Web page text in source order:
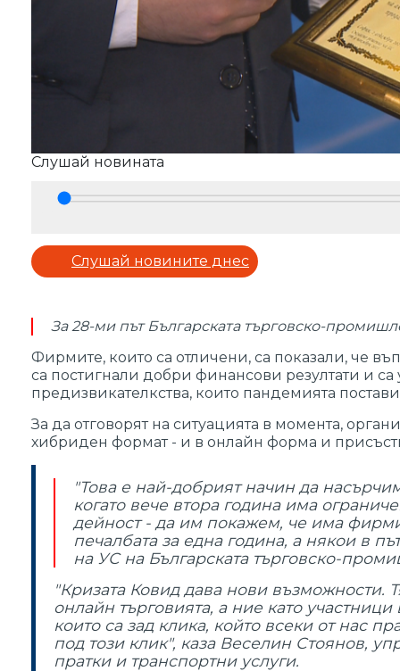
Слушай новината
Слушай новините днес
За 28-ми път Българската търговско-
Фирмите, които са отличени, са показали, че
са постигнали добри финансови резултати и са
предизвикателкства, които пандемията
За да отговорят на ситуацията в момента,
хибриден формат - и в онлайн форма и
"Това е най-добрият начин да
когато вече втора година има
дейност - да им покажем, че има
печалбата за една година, а някои в
на УС на Българската търговско-
"Кризата Ковид дава нови възможности.
онлайн търговията, а ние като
които са зад клика, който всеки от нас
под този клик", каза Веселин Стоянов,
пратки и транспортни услуги.